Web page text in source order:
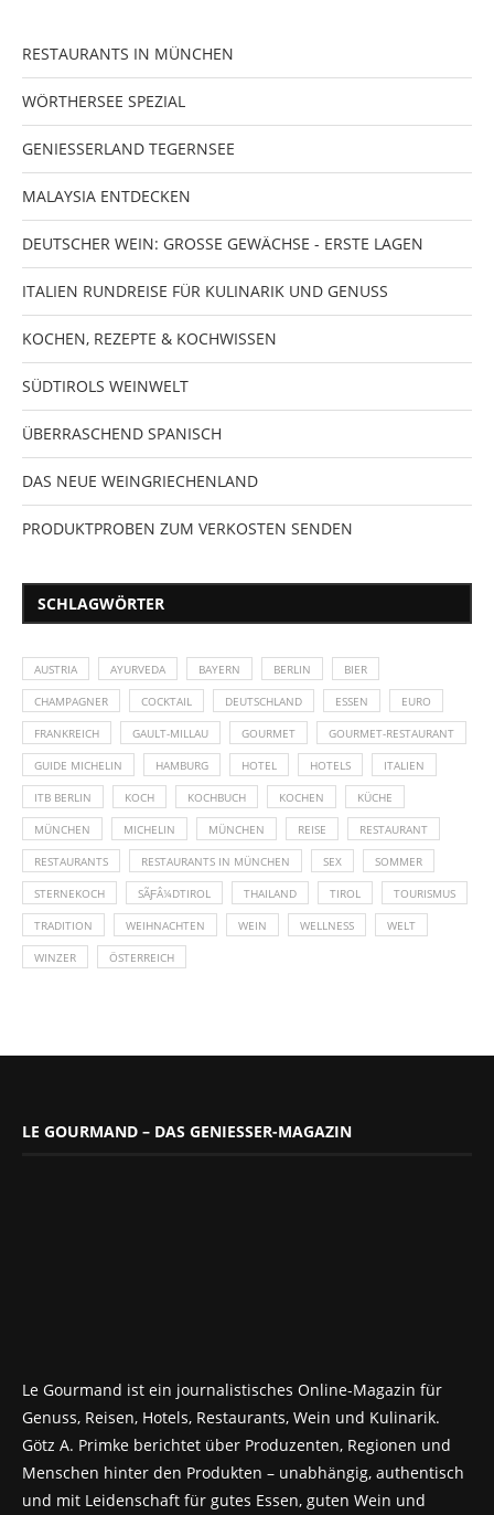
RESTAURANTS IN MÜNCHEN
WÖRTHERSEE SPEZIAL
GENIESSERLAND TEGERNSEE
MALAYSIA ENTDECKEN
DEUTSCHER WEIN: GROSSE GEWÄCHSE - ERSTE LAGEN
ITALIEN RUNDREISE FÜR KULINARIK UND GENUSS
KOCHEN, REZEPTE & KOCHWISSEN
SÜDTIROLS WEINWELT
ÜBERRASCHEND SPANISCH
DAS NEUE WEINGRIECHENLAND
PRODUKTPROBEN ZUM VERKOSTEN SENDEN
SCHLAGWÖRTER
AUSTRIA AYURVEDA BAYERN BERLIN BIER
CHAMPAGNER COCKTAIL DEUTSCHLAND ESSEN EURO
FRANKREICH GAULT-MILLAU GOURMET GOURMET-RESTAURANT
GUIDE MICHELIN HAMBURG HOTEL HOTELS ITALIEN
ITB BERLIN KOCH KOCHBUCH KOCHEN KÜCHE
MÜNCHEN MICHELIN MÜNCHEN REISE RESTAURANT
RESTAURANTS RESTAURANTS IN MÜNCHEN SEX SOMMER
STERNEKOCH SÃƑÂ¼DTIROL THAILAND TIROL TOURISMUS
TRADITION WEIHNACHTEN WEIN WELLNESS WELT
WINZER ÖSTERREICH
LE GOURMAND – DAS GENIESSER-MAGAZIN
Le Gourmand ist ein journalistisches Online-Magazin für
Genuss, Reisen, Hotels, Restaurants, Wein und Kulinarik.
Götz A. Primke berichtet über Produzenten, Regionen und
Menschen hinter den Produkten – unabhängig, authentisch
und mit Leidenschaft für gutes Essen, guten Wein und